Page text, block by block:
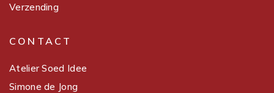
Verzending
CONTACT
Atelier Soed Idee
Simone de Jong